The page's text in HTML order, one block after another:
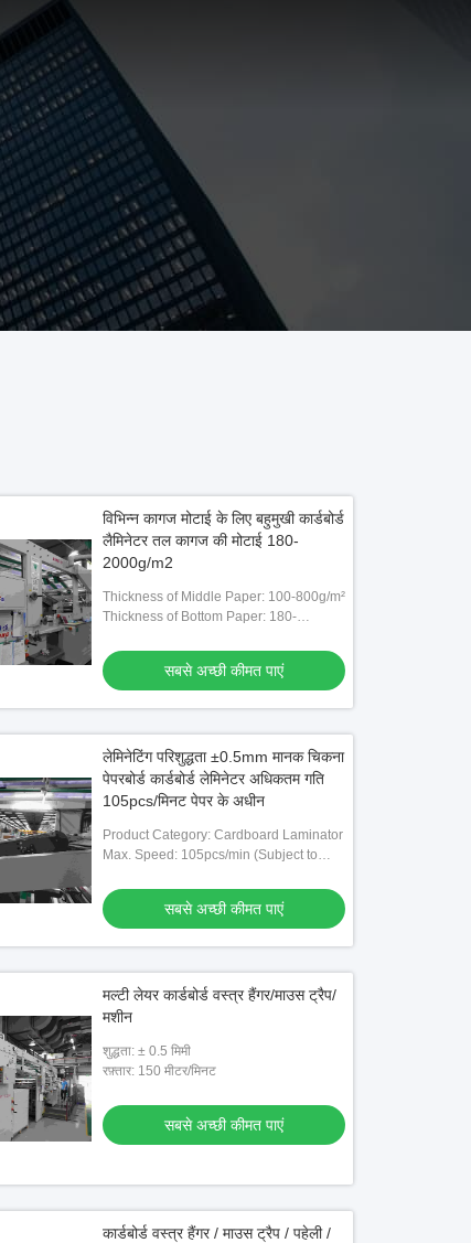
विभिन्न कागज मोटाई के लिए बहुमुखी कार्डबोर्ड
लैमिनेटर तल कागज की मोटाई 180-
2000g/m2
Thickness of Middle Paper: 100-800g/m²
Thickness of Bottom Paper: 180-
सबसे अच्छी कीमत पाएं
लेमिनेटिंग परिशुद्धता ±0.5mm मानक चिकना
पेपरबोर्ड कार्डबोर्ड लेमिनेटर अधिकतम गति
105pcs/मिनट पेपर के अधीन
Product Category: Cardboard Laminator
Max. Speed: 105pcs/min (Subject to
सबसे अच्छी कीमत पाएं
मल्टी लेयर कार्डबोर्ड वस्त्र हैंगर/माउस ट्रैप/
मशीन
शुद्धता: ± 0.5 मिमी
रफ़्तार: 150 मीटर/मिनट
सबसे अच्छी कीमत पाएं
कार्डबोर्ड वस्त्र हैंगर / माउस ट्रैप / पहेली /